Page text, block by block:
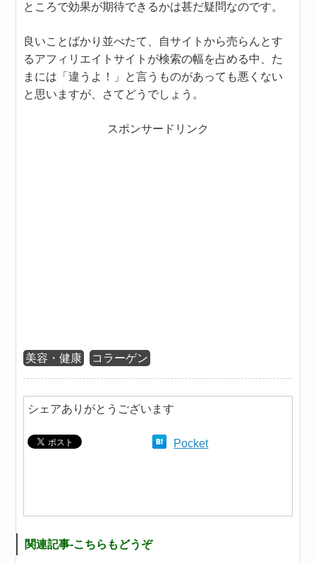
ところで効果が期待できるかは甚だ疑問なのです。
良いことばかり並べたて、自サイトから売らんとす
るアフィリエイトサイトが検索の幅を占める中、た
まには「違うよ！」と言うものがあっても悪くない
と思いますが、さてどうでしょう。
スポンサードリンク
美容・健康 コラーゲン
シェアありがとうございます
Pocket
関連記事-こちらもどうぞ